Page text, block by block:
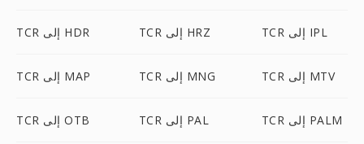
TCR إلى HDR TCR إلى HRZ TCR إلى IPL
TCR إلى MAP TCR إلى MNG TCR إلى MTV
TCR إلى OTB TCR إلى PAL TCR إلى PALM